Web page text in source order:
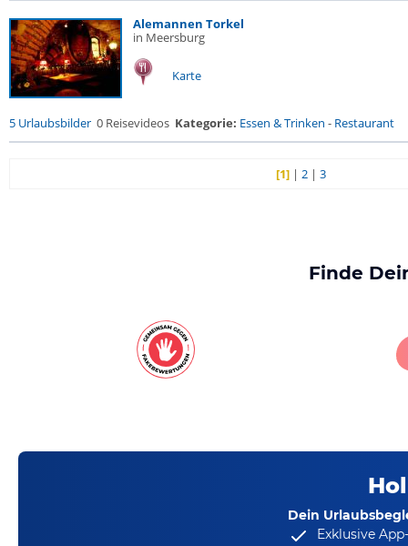
Alemannen Torkel
in Meersburg
Karte
5 Urlaubsbilder 0 Reisevideos Kategorie: Essen & Trinken - Restaurant
[1] |2 |3
Finde
Dein
Exklusive